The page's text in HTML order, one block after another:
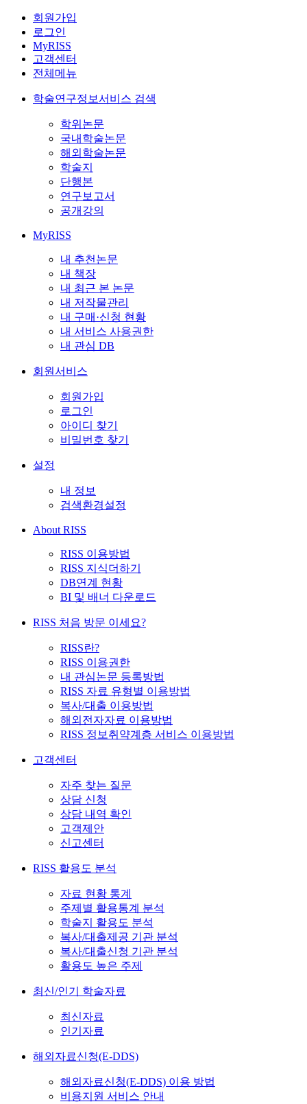
회원가입
로그인
MyRISS
고객센터
전체메뉴
학술연구정보서비스 검색
학위논문
국내학술논문
해외학술논문
학술지
단행본
연구보고서
공개강의
MyRISS
내 추천논문
내 책장
내 최근 본 논문
내 저작물관리
내 구매·신청 현황
내 서비스 사용권한
내 관심 DB
회원서비스
회원가입
로그인
아이디 찾기
비밀번호 찾기
설정
내 정보
검색환경설정
About RISS
RISS 이용방법
RISS 지식더하기
DB연계 현황
BI 및 배너 다운로드
RISS 처음 방문 이세요?
RISS란?
RISS 이용권한
내 관심논문 등록방법
RISS 자료 유형별 이용방법
복사/대출 이용방법
해외전자자료 이용방법
RISS 정보취약계층 서비스 이용방법
고객센터
자주 찾는 질문
상담 신청
상담 내역 확인
고객제안
신고센터
RISS 활용도 분석
자료 현황 통계
주제별 활용통계 분석
학술지 활용도 분석
복사/대출제공 기관 분석
복사/대출신청 기관 분석
활용도 높은 주제
최신/인기 학술자료
최신자료
인기자료
해외자료신청(E-DDS)
해외자료신청(E-DDS) 이용 방법
비용지원 서비스 안내